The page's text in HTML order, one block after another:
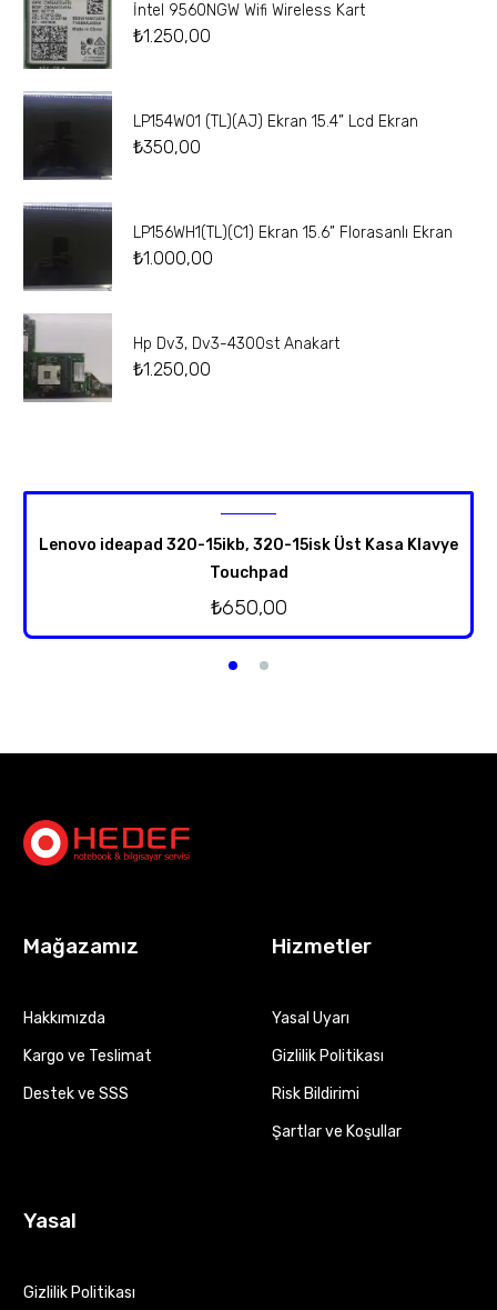
İntel 9560NGW Wifi Wireless Kart
₺1.250,00
LP154W01 (TL)(AJ) Ekran 15.4” Lcd Ekran
₺350,00
LP156WH1(TL)(C1) Ekran 15.6” Florasanlı Ekran
₺1.000,00
Hp Dv3, Dv3-4300st Anakart
₺1.250,00
Lenovo ideapad 320-15ikb, 320-15isk Üst Kasa Klavye
Touchpad
₺650,00
Mağazamız
Hakkımızda
Kargo ve Teslimat
Destek ve SSS
Hizmetler
Yasal Uyarı
Gizlilik Politikası
Risk Bildirimi
Şartlar ve Koşullar
Yasal
Gizlilik Politikası